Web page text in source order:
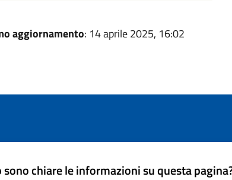
aggiornamento: 14 aprile 2025, 16:02
sono chiare le informazioni su questa